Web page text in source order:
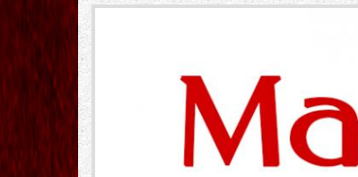
19882-
1.jpg